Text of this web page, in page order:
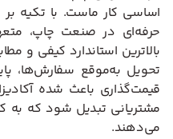
اساسی کار ماست. با تکیه
حرفه‌ای در صنعت چاپ،
بالاترین استاندارد کیفی و
تحویل به‌موقع سفارش‌ها،
قیمت‌گذاری باعث شده
مشتریانی تبدیل شود که به
می‌دهند.